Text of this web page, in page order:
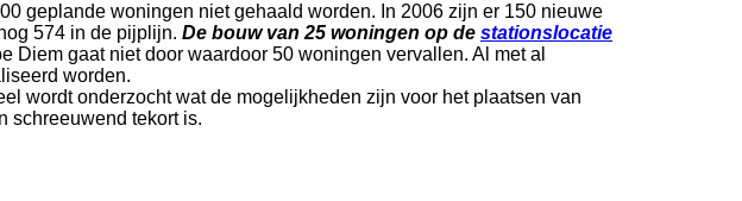
geplande woningen niet gehaald worden. In 2006 zijn er 150 nieuwe
574 in de pijplijn. De bouw van 25 woningen op de stationslocatie
Diem gaat niet door waardoor 50 woningen vervallen. Al met al
worden.
wordt onderzocht wat de mogelijkheden zijn voor het plaatsen van
schreeuwend tekort is.